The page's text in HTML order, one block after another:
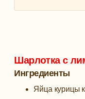
Шарлотка с
Ингредиенты
Яйца курицы